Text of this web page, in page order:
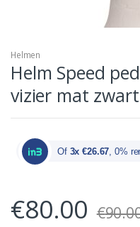
Helmen
Helm Speed
vizier mat zwart
Of 3x €26.67, 0%
€80.00 €